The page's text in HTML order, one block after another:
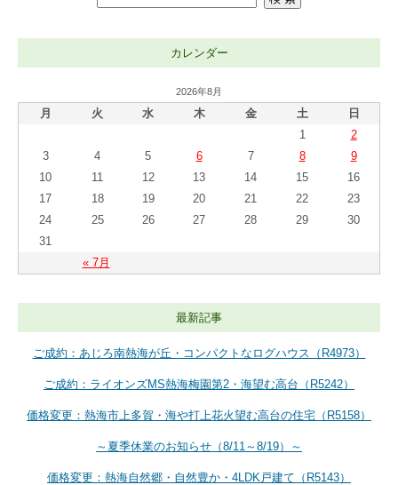
カレンダー
2026年8月
月 火 水 木 金 土 日
« 7月
1
2
3
4 5 6 7 8
9
10
11 12 13 14 15
16
17
18 19 20 21 22
23
24
25 26 27 28 29
30
31
最新記事
ご成約：あじろ南熱海が丘・コンパクトなログハウス（R4973）
ご成約：ライオンズMS熱海梅園第2・海望む高台（R5242）
価格変更：熱海市上多賀・海や打上花火望む高台の住宅（R5158）
～夏季休業のお知らせ（8/11～8/19）～
価格変更：熱海自然郷・自然豊か・4LDK戸建て（R5143）